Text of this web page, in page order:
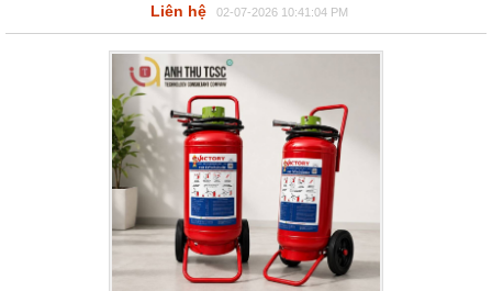
Liên hệ
02-07-2026 10:41:04 PM